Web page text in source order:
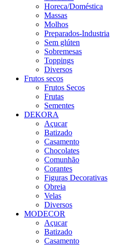
Horeca/Doméstica
Massas
Molhos
Preparados-Industria
Sem glúten
Sobremesas
Toppings
Diversos
Frutos secos
Frutos Secos
Frutas
Sementes
DEKORA
Açucar
Batizado
Casamento
Chocolates
Comunhão
Corantes
Figuras Decorativas
Obreia
Velas
Diversos
MODECOR
Açucar
Batizado
Casamento